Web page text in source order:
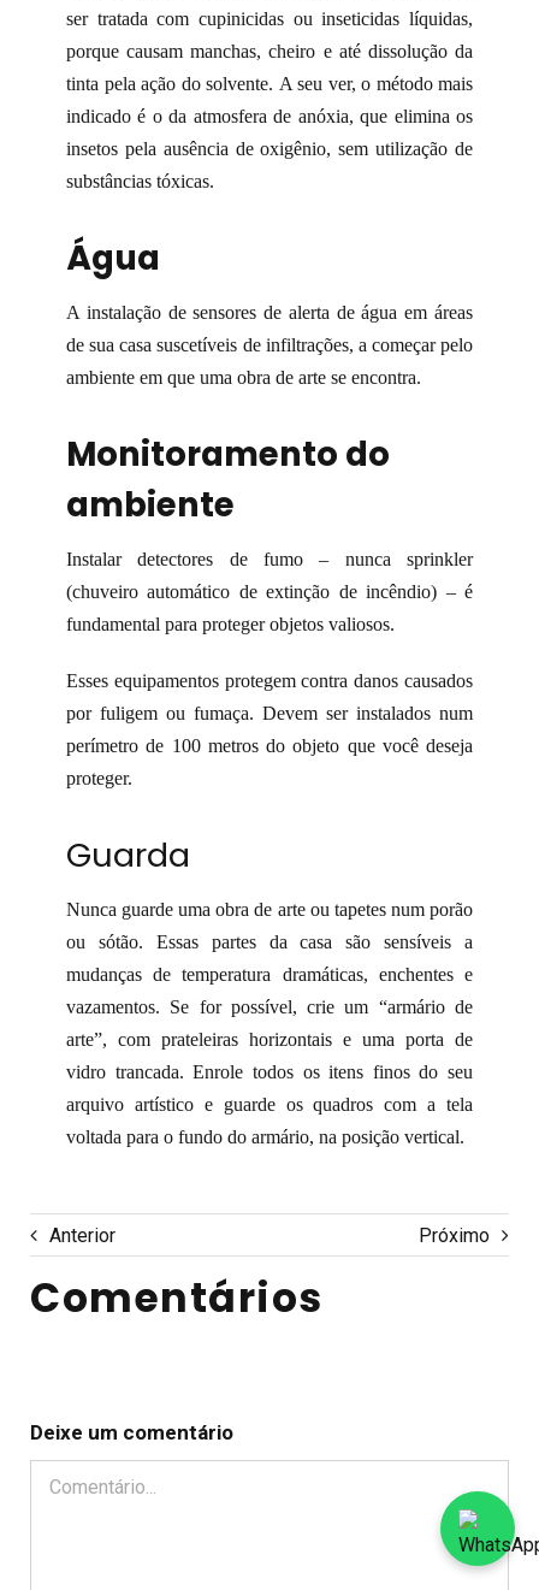
ser tratada com cupinicidas ou inseticidas líquidas,
porque causam manchas, cheiro e até dissolução da
tinta pela ação do solvente. A seu ver, o método mais
indicado é o da atmosfera de anóxia, que elimina os
insetos pela ausência de oxigênio, sem utilização de
substâncias tóxicas.
Água
A instalação de sensores de alerta de água em áreas
de sua casa suscetíveis de infiltrações, a começar pelo
ambiente em que uma obra de arte se encontra.
Monitoramento do
ambiente
Instalar detectores de fumo – nunca sprinkler
(chuveiro automático de extinção de incêndio) – é
fundamental para proteger objetos valiosos.
Esses equipamentos protegem contra danos causados
por fuligem ou fumaça. Devem ser instalados num
perímetro de 100 metros do objeto que você deseja
proteger.
Guarda
Nunca guarde uma obra de arte ou tapetes num porão
ou sótão. Essas partes da casa são sensíveis a
mudanças de temperatura dramáticas, enchentes e
vazamentos. Se for possível, crie um “armário de
arte”, com prateleiras horizontais e uma porta de
vidro trancada. Enrole todos os itens finos do seu
arquivo artístico e guarde os quadros com a tela
voltada para o fundo do armário, na posição vertical.
Anterior Próximo
Comentários
Deixe um comentário
Comentário